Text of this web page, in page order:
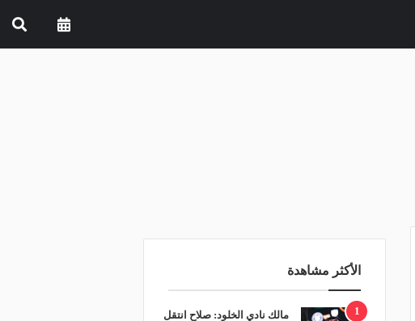
الأكثر مشاهدة
1
مالك نادي الخلود: صلاح انتقل